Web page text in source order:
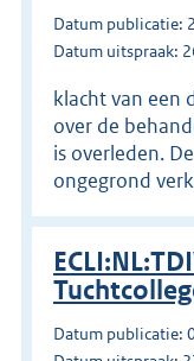
Datum publicatie:
Datum uitspraak:
klacht van een
over de
is overleden.
ongegrond
Datum publicatie: